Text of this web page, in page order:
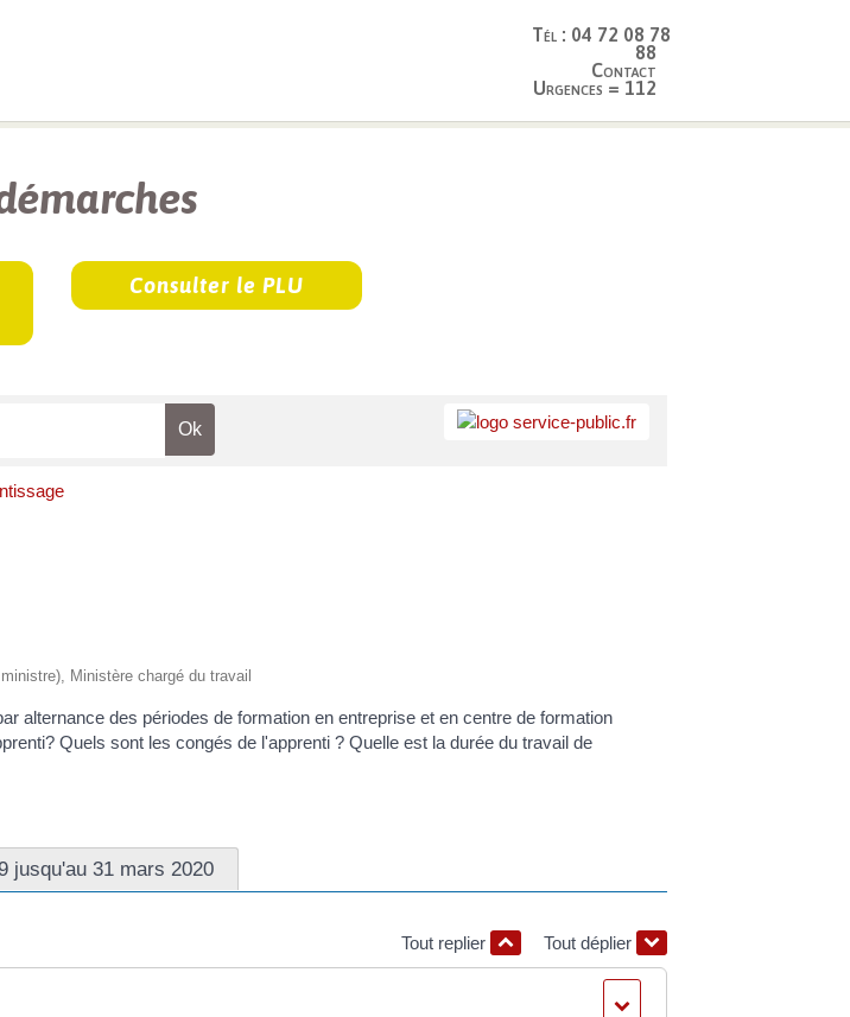
Tél : 04 72 08 78
88
Contact
Urgences = 112
Consulter le PLU
Ministère chargé du travail
alternance des périodes de formation en entreprise et en centre de formation
Quels sont les congés de l'apprenti ? Quelle est la durée du travail de
jusqu'au 31 mars 2020
Tout replier Tout déplier